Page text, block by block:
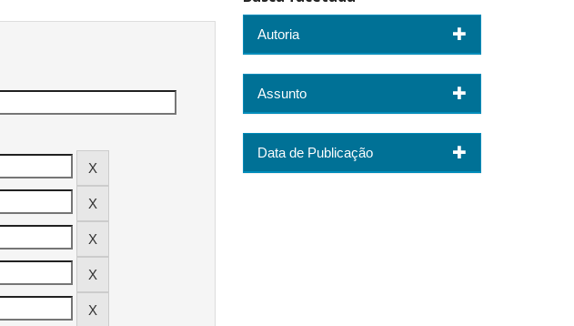
Autoria
Assunto
Data de Publicação